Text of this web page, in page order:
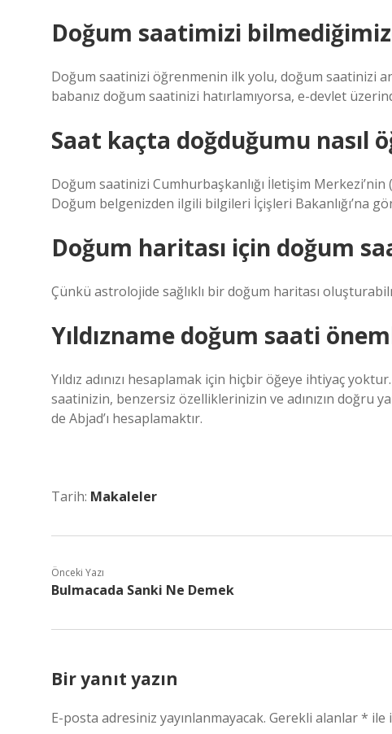
Doğum saatimizi
Doğum saatinizi öğrenmenin ilk yolu, doğum saatinizi
babanız doğum saatinizi hatırlamıyorsa, e-devlet
Saat kaçta doğduğumu nasıl
Doğum saatinizi Cumhurbaşkanlığı İletişim
Doğum belgenizden ilgili bilgileri İçişleri Bakanlığı’na
Doğum haritası için doğum
Çünkü astrolojide sağlıklı bir doğum haritası
Yıldızname doğum saati
Yıldız adınızı hesaplamak için hiçbir öğeye ihtiyaç
saatinizin, benzersiz özelliklerinizin ve adınızın doğru
de Abjad’ı hesaplamaktır.
Tarih: Makaleler
Önceki Yazı
Bulmacada Sanki Ne Demek
Bir yanıt yazın
E-posta adresiniz yayınlanmayacak. Gerekli alanlar* ile